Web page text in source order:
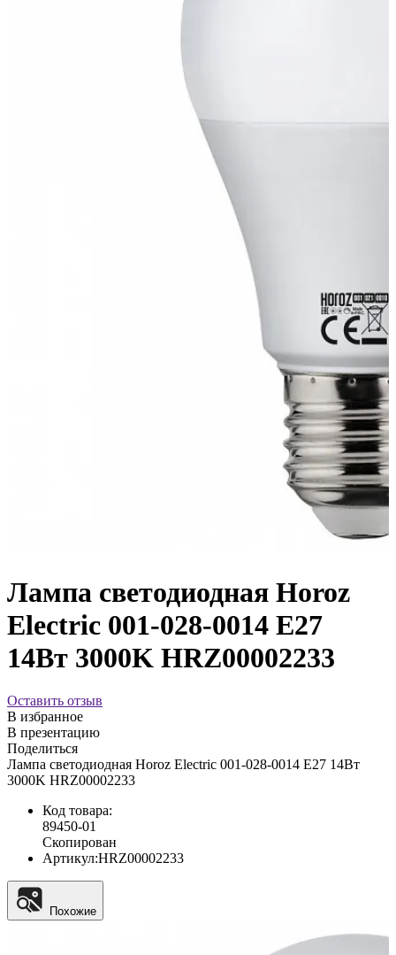
Лампа светодиодная Horoz
Electric 001-028-0014 E27
14Вт 3000K HRZ00002233
Оставить отзыв
В избранное
В презентацию
Поделиться
Лампа светодиодная Horoz Electric 001-028-0014 E27 14Вт
3000K HRZ00002233
Код товара:
89450-01
Скопирован
Артикул:HRZ00002233
Похожие